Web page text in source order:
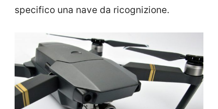
specifico una nave da ricognizione.